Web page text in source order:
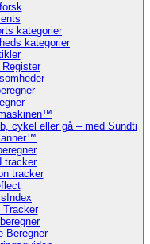
kategorier
kategorier
Register
cykel eller gå – med Sundti
Gravid tracker
tracker
Tracker
Beregner